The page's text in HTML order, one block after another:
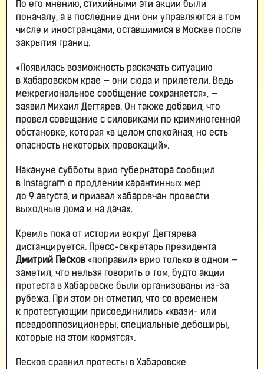
По его мнению, стихийными эти акции были
поначалу, а в последние дни они управляются в том
числе и иностранцами, оставшимися в Москве после
закрытия границ.
«Появилась возможность раскачать ситуацию
в Хабаровском крае — они сюда и прилетели. Ведь
межрегиональное сообщение сохраняется», —
заявил Михаил Дегтярев. Он также добавил, что
провел совещание с силовиками по криминогенной
обстановке, которая «в целом спокойная, но есть
опасность некоторых провокаций».
Накануне субботы врио губернатора сообщил
в Instagram о продлении карантинных мер
до 9 августа, и призвал хабаровчан провести
выходные дома и на дачах.
Кремль пока от истории вокруг Дегтярева
дистанцируется. Пресс-секретарь президента
Дмитрий Песков «поправил» врио только в одном —
заметил, что нельзя говорить о том, будто акции
протеста в Хабаровске были организованы из-за
рубежа. При этом он отметил, что со временем
к протестующим присоединились «квази- или
псевдооппозиционеры, специальные дебоширы,
которые на этом кормятся».
Песков сравнил протесты в Хабаровске